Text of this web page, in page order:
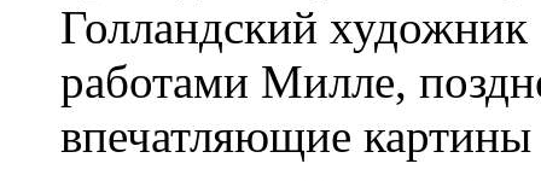
Голландский
работами Милле,
впечатляющие